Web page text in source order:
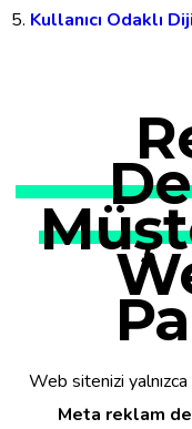
Kullanıcı Odaklı
Web sitenizi yalnızca
Meta reklam